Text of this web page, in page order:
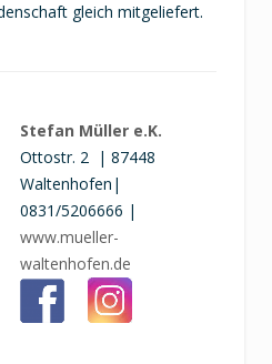
gleich mitgeliefert.
Stefan Müller e.K.
Ottostr. 2 | 87448
Waltenhofen|
0831/5206666 |
www.mueller-
waltenhofen.de